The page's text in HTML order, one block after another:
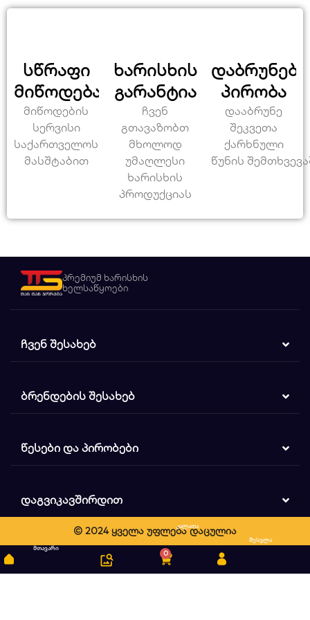
სწრაფი
მიწოდება
მიწოდების
სერვისი
საქართველოს
მასშტაბით
ხარისხის
გარანტია
ჩვენ
გთავაზობთ
მხოლოდ
უმაღლესი
ხარისხის
პროდუქციას
პირობა
დააბრუნე
შეკვეთა
ქარხნული
წუნის
პრემიუმ ხარისხის
ხელსაწყოები
ᲩᲕᲔᲜ ᲨᲔᲡᲐᲮᲔᲑ
ᲑᲠᲔᲜᲓᲔᲑᲘᲡ ᲨᲔᲡᲐᲮᲔᲑ
ᲬᲔᲡᲔᲑᲘ ᲓᲐ ᲞᲘᲠᲝᲑᲔᲑᲘ
ᲓᲐᲒᲕᲘᲙᲐᲕᲨᲘᲠᲓᲘᲗ
© 2024 ყველა უფლება დაცულია
მთავარი
ძიება
0
კალათა
შესვლა